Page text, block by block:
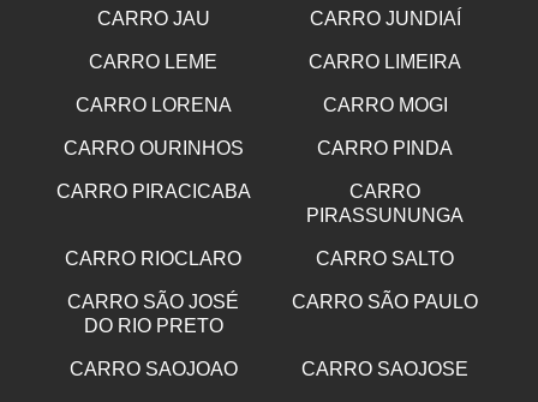
CARRO JAU CARRO JUNDIAÍ
CARRO LEME CARRO LIMEIRA
CARRO LORENA CARRO MOGI
CARRO OURINHOS CARRO PINDA
CARRO PIRACICABA
CARRO
PIRASSUNUNGA
CARRO RIOCLARO CARRO SALTO
CARRO SÃO JOSÉ
DO RIO PRETO
CARRO SÃO PAULO
CARRO SAOJOAO CARRO SAOJOSE